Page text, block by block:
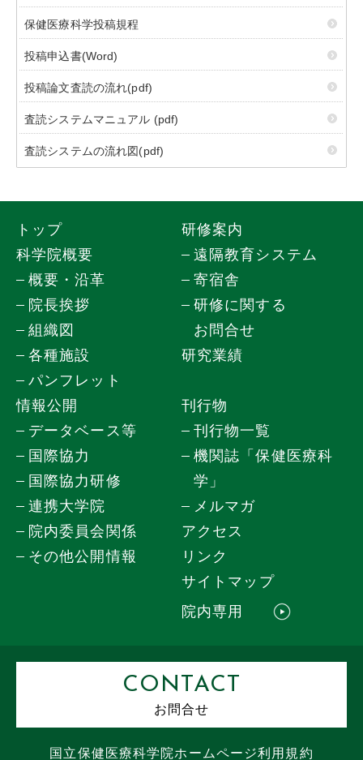
保健医療科学投稿規程
投稿申込書(Word)
投稿論文査読の流れ(pdf)
査読システムマニュアル (pdf)
査読システムの流れ図(pdf)
トップ
科学院概要
概要・沿革
院長挨拶
組織図
各種施設
パンフレット
研修案内
遠隔教育システム
寄宿舎
研修に関する
お問合せ
研究業績
情報公開
データベース等
国際協力
国際協力研修
連携大学院
院内委員会関係
その他公開情報
刊行物
刊行物一覧
機関誌「保健医療科
学」
メルマガ
アクセス
リンク
サイトマップ
院内専用
CONTACT
お問合せ
国立保健医療科学院ホームページ利用規約